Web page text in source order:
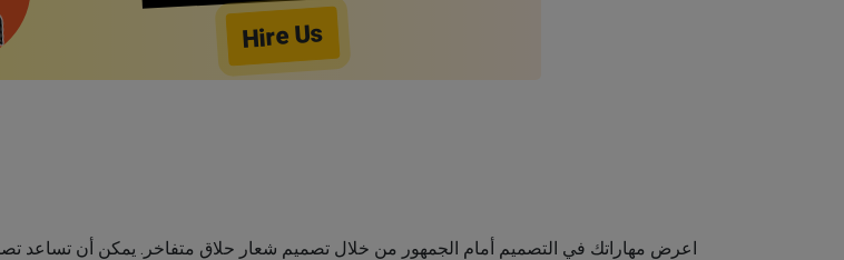
Hire Us
اعرض مهاراتك في التصميم أمام الجمهور من خلال تصميم شعار حلاق متفاخر. يمكن أن تساعد